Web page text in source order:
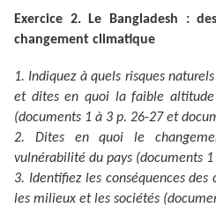
Exercice 2. Le Bangladesh :
changement climatique
1. Indiquez à quels risques
et dites en quoi la faible altitude
(documents 1 à 3 p. 26-27 et
2. Dites en quoi le
vulnérabilité du pays (documents
3. Identifiez les conséquences
les milieux et les sociétés